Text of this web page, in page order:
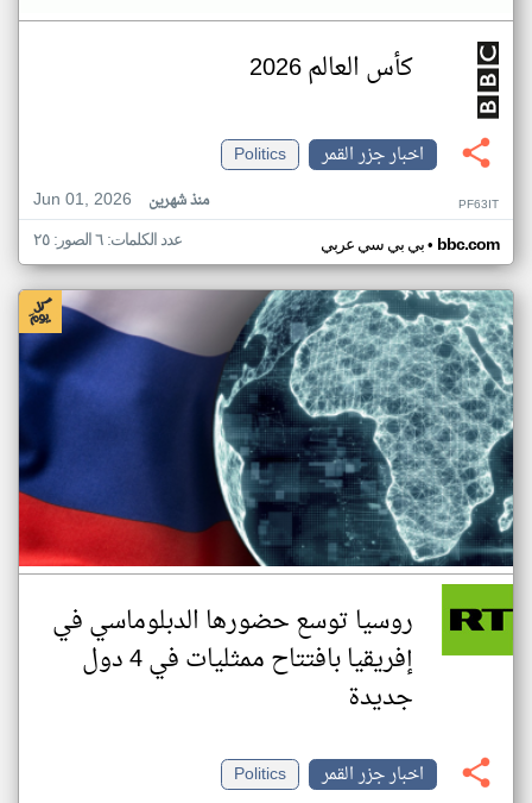
كأس العالم 2026
اخبار جزر القمر
Politics
Jun 01, 2026
منذ شهرين PF63IT
بي بي سي عربي• bbc.com عدد الكلمات: ٦ الصور: ٢٥
روسيا توسع حضورها الدبلوماسي في
إفريقيا بافتتاح ممثليات في 4 دول
جديدة
اخبار جزر القمر
Politics